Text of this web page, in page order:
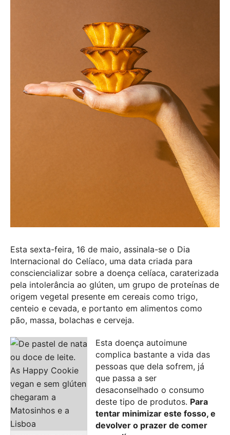
Esta sexta-feira, 16 de maio, assinala-se o Dia
Internacional do Celíaco, uma data criada para
consciencializar sobre a doença celíaca, caraterizada
pela intolerância ao glúten, um grupo de proteínas de
origem vegetal presente em cereais como trigo,
centeio e cevada, e portanto em alimentos como
pão, massa, bolachas e cerveja.
Esta doença autoimune
complica bastante a vida das
pessoas que dela sofrem, já
que passa a ser
desaconselhado o consumo
deste tipo de produtos. Para
tentar minimizar este fosso, e
devolver o prazer de comer